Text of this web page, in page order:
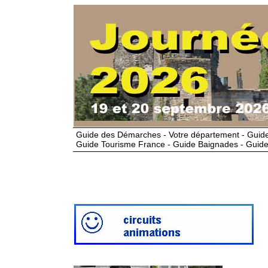
Guide des Démarches - Votre département -
Guide Tourisme France - Guide Baignades -